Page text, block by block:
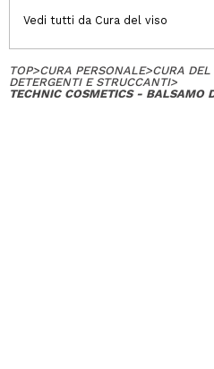
Vedi tutti da Cura del viso
TOP>CURA PERSONALE>CURA DEL
DETERGENTI E STRUCCANTI>
TECHNIC COSMETICS - BALSAMO